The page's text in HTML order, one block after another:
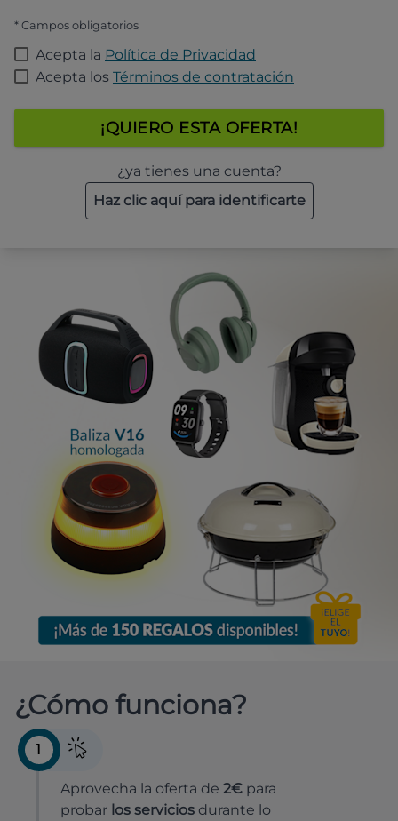
* Campos obligatorios
Acepta la Política de Privacidad
Acepta los Términos de contratación
¡QUIERO ESTA OFERTA!
¿ya tienes una cuenta?
Haz clic aquí para identificarte
¿Cómo funciona?
1
Aprovecha la oferta de 2€ para
probar los servicios durante lo